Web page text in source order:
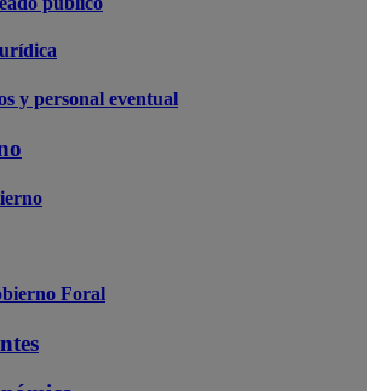
y personal eventual
Foral